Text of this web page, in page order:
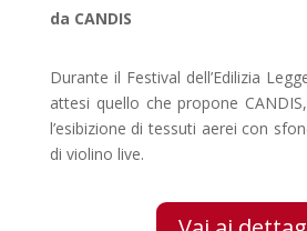
da CANDIS
Durante il Festival dell’Edilizia
attesi quello che propone
l’esibizione di tessuti aerei con
di violino live.